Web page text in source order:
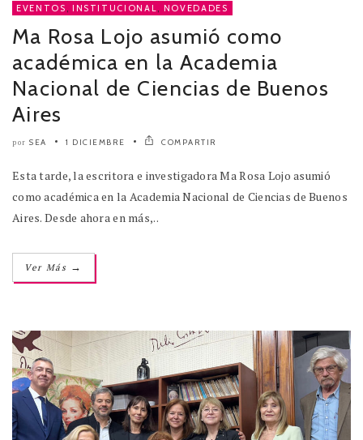
EVENTOS , INSTITUCIONAL, NOVEDADES
Ma Rosa Lojo asumió como
académica en la Academia
Nacional de Ciencias de Buenos
Aires
por SEA 1 DICIEMBRE COMPARTIR
Esta tarde, la escritora e investigadora Ma Rosa Lojo asumió
como académica en la Academia Nacional de Ciencias de Buenos
Aires. Desde ahora en más,..
Ver Más →